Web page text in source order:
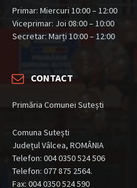
Primar: Miercuri 10:00 – 12:00
Viceprimar: Joi 08:00 – 10:00
Secretar: Marți 10:00 – 12:00
CONTACT
Primăria Comunei Sutești
Comuna Sutești
Județul Vâlcea, ROMÂNIA
Telefon: 004 0350 524 506
Telefon: 077 875 2564.
Fax: 004 0350 524 590